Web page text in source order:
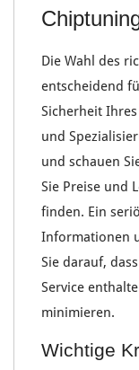
Die Wahl des
entscheidend
Sicherheit Ihres
und
und schauen
Sie Preise und
finden. Ein
Informationen
Sie darauf, dass
Service
minimieren.
Wichtige